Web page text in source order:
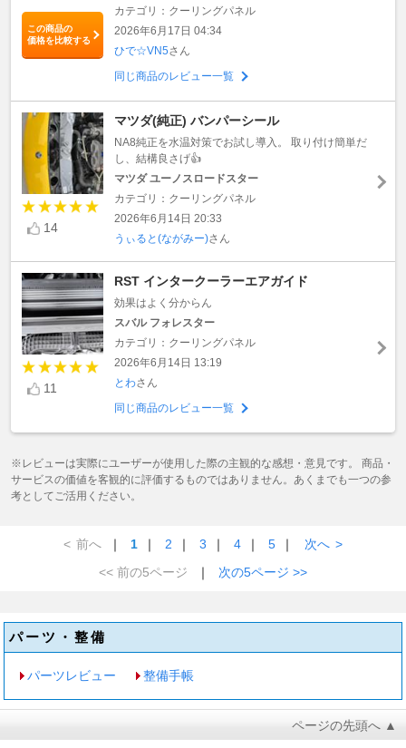
この商品の
価格を比較する
カテゴリ：クーリングパネル
2026年6月17日 04:34
ひで☆VN5さん
同じ商品のレビュー一覧
14
マツダ(純正) バンパーシール
NA8純正を水温対策でお試し導入。 取り付け簡単だ
し、結構良さげ👍
マツダ ユーノスロードスター
カテゴリ：クーリングパネル
2026年6月14日 20:33
うぃると(ながみー)さん
11
RST インタークーラーエアガイド
効果はよく分からん
スバル フォレスター
カテゴリ：クーリングパネル
2026年6月14日 13:19
とわさん
同じ商品のレビュー一覧
※レビューは実際にユーザーが使用した際の主観的な感想・意見です。 商品・
サービスの価値を客観的に評価するものではありません。あくまでも一つの参
考としてご活用ください。
< 前へ ｜ 1 ｜ 2 ｜ 3 ｜ 4 ｜ 5 ｜ 次へ >
<< 前の5ページ
｜ 次の5ページ >>
パーツ・整備
パーツレビュー 整備手帳
ページの先頭へ ▲